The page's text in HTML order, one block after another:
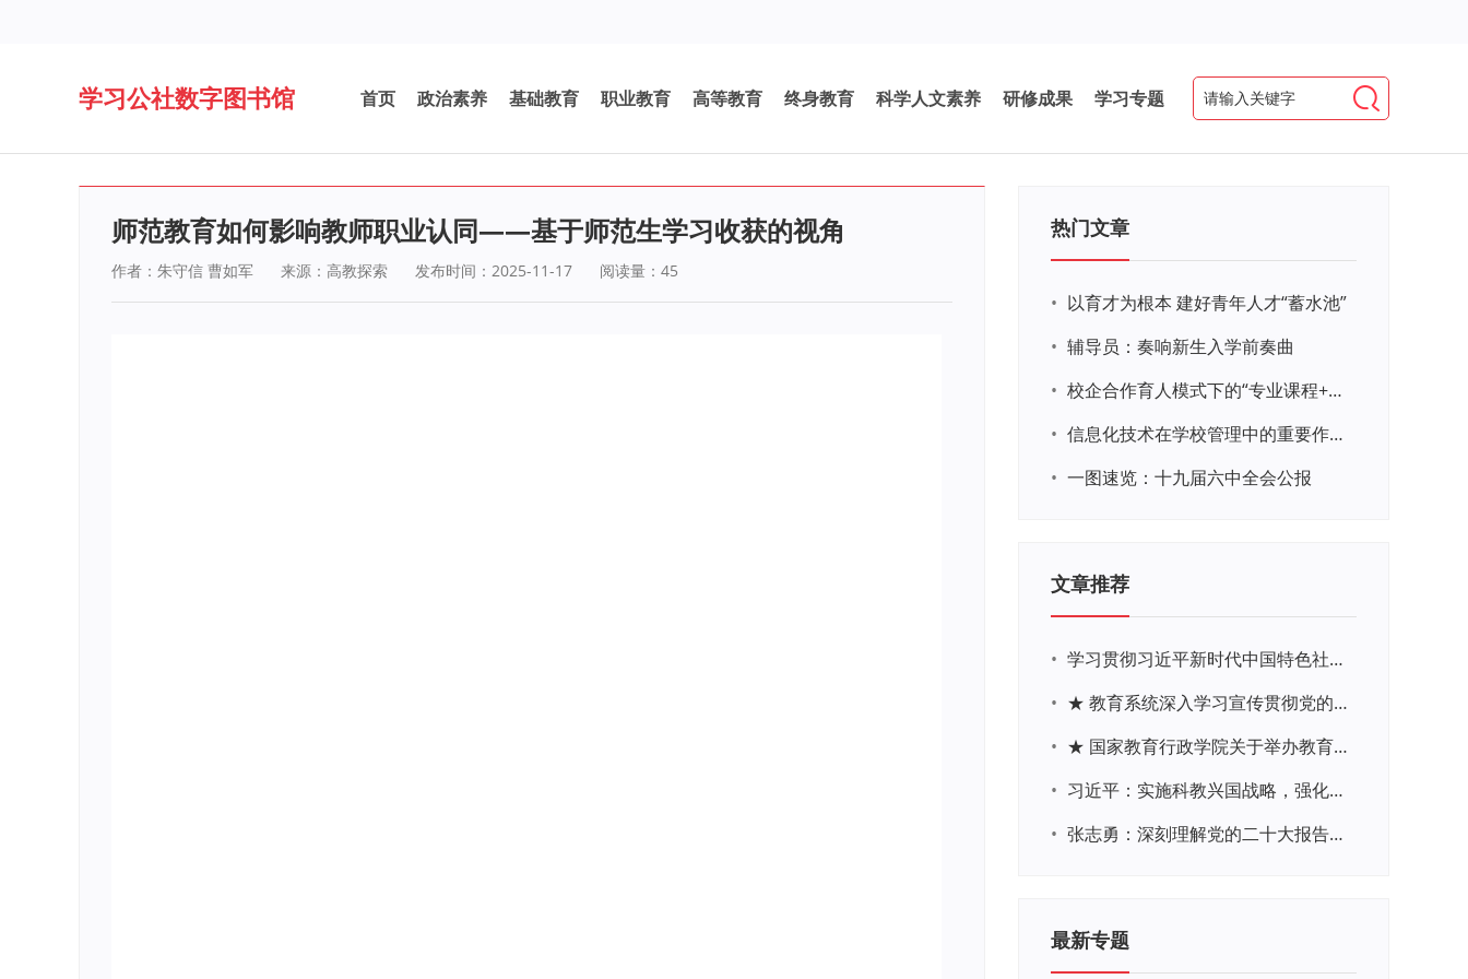
学习公社数字图书馆 首页 政治素养 基础教育 职业教育 高等教育 终身教育 科学人文素养 研修成果 学习专题
师范教育如何影响教师职业认同——基于师范生学习收获的视角
作者：朱守信 曹如军 来源：高教探索 发布时间：2025-11-17 阅读量： 45
热门文章
• 以育才为根本 建好青年人才“蓄水池”
• 辅导员：奏响新生入学前奏曲
•
校企合作育人模式下的“专业课程+思政教育+党建活动”交叉融合的课程思政教学探索与实践
•
信息化技术在学校管理中的重要作用 ——以贵州省威宁民族中学和校园使用等为例
• 一图速览：十九届六中全会公报
文章推荐
•
学习贯彻习近平新时代中国特色社会主义思想主题教育网络培训
•
★ 教育系统深入学习宣传贯彻党的二十大精神学习专题
•
★ 国家教育行政学院关于举办教育系统深入学习宣传贯彻党的二十大精神专题网络培训的通知
•
习近平：实施科教兴国战略，强化现代化建设人才支撑
•
张志勇：深刻理解党的二十大报告关于教育的新思想、新战略、新要求
最新专题